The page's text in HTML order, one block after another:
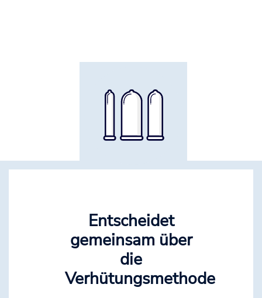
Entscheidet
gemeinsam über
die
Verhütungsmethode